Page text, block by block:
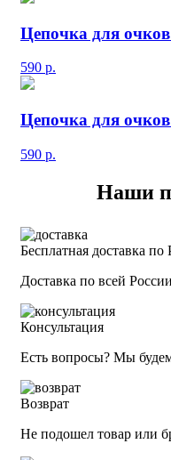
Цепочка для очков
590 р.
Цепочка для
590 р.
Наши
Бесплатная доставка
Доставка по всей
Консультация
Есть вопросы? Мы
Возврат
Не подошел товар или